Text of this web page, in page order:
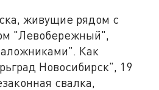
живущие рядом с
"Левобережный",
Как
Новосибирск", 19
свалка,